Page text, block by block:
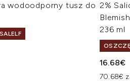
wodoodporny tusz do 2%
236 ml
16.68€
70.68€